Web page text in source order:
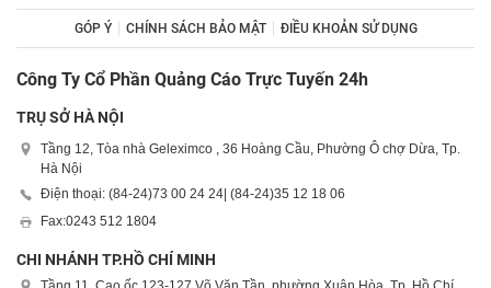
GÓP Ý CHÍNH SÁCH BẢO MẬT ĐIỀU KHOẢN SỬ DỤNG
Công Ty Cổ Phần Quảng Cáo Trực Tuyến 24h
TRỤ SỞ HÀ NỘI
Tầng 12, Tòa nhà Geleximco , 36 Hoàng Cầu, Phường Ô chợ Dừa, Tp.
Hà Nội
Điện thoại: (84-24)73 00 24 24 | (84-24)35 12 18 06
Fax:0243 512 1804
CHI NHÁNH TP.HỒ CHÍ MINH